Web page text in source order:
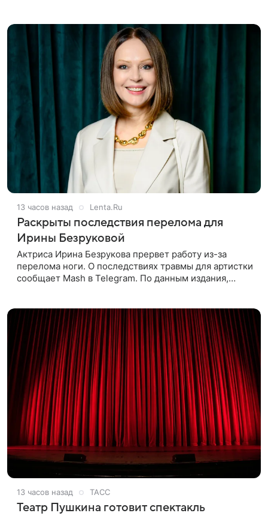
13 часов назад Lenta.Ru
Раскрыты последствия перелома для
Ирины Безруковой
Актриса Ирина Безрукова прервет работу из-за
перелома ноги. О последствиях травмы для артистки
сообщает Mash в Telegram. По данным издания,
13 часов назад ТАСС
Театр Пушкина готовит спектакль